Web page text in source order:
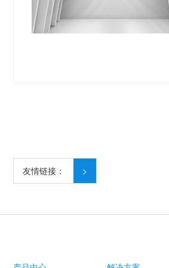
友情链接： >